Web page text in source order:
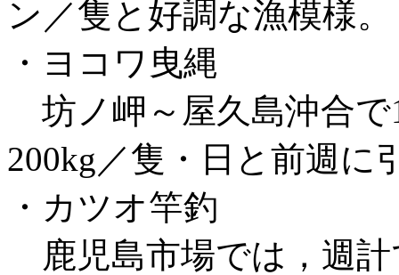
ン／隻と好調な漁模様。
・ヨコワ曳縄
坊ノ岬～屋久島沖合
200kg ／隻・日 と前週に
・カツオ竿釣
鹿児島市場では，週計